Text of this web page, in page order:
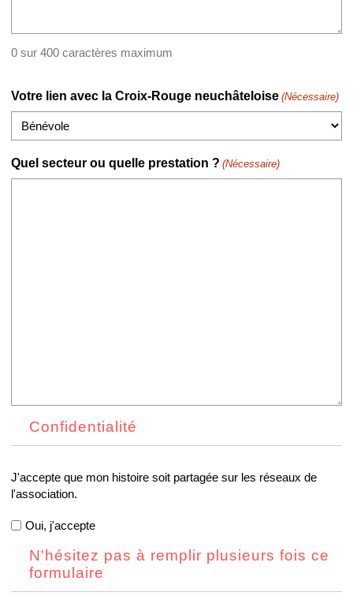
0 sur 400 caractères maximum
Votre lien avec la Croix-Rouge neuchâteloise (Nécessaire)
Quel secteur ou quelle prestation ? (Nécessaire)
Confidentialité
que
mon
histoire
partagée
sur
J'accepte que mon histoire soit partagée sur les réseaux de
l'association.
Oui, j'accepte
N'hésitez pas à remplir plusieurs fois ce
formulaire